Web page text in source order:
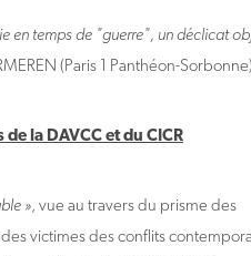
en temps de "guerre", un déclicat
(Paris 1 Panthéon-
la DAVCC et du CICR
», vue au travers du prisme des
victimes des conflits